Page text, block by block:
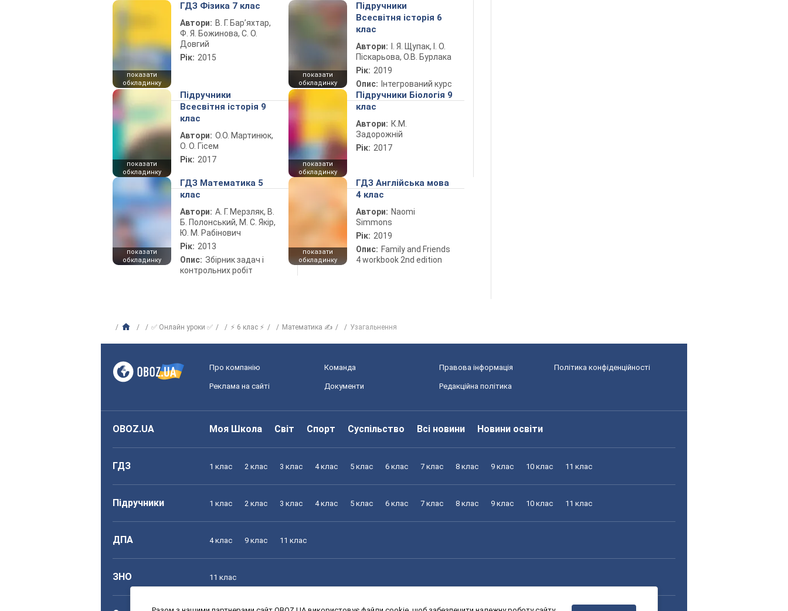
показати
обкладинку
ГДЗ Фізика 7 клас
Автори: В. Г. Бар’яхтар,
Ф. Я. Божинова, С. О.
Довгий
Рік: 2015
показати
обкладинку
Підручники
Всесвітня історія 6
клас
Автори:
І. Я. Щупак, І. О.
Піскарьова, О.В. Бурлака
Рік: 2019
Опис: Інтегрований курс
показати
обкладинку
Підручники
Всесвітня історія 9
клас
Автори: О.О. Мартинюк,
О. О. Гісем
Рік: 2017
показати
обкладинку
Підручники Біологія 9
клас
Автори: К.М.
Задорожній
Рік: 2017
показати
обкладинку
ГДЗ Математика 5
клас
Автори: А. Г. Мерзляк, В.
Б. Полонський, М. С. Якір,
Ю. М. Рабінович
Рік: 2013
Опис: Збірник задач і
контрольних робіт
показати
обкладинку
ГДЗ Англійська мова
4 клас
Автори: Naomi
Simmons
Рік: 2019
Опис: Family and Friends
4 workbook 2nd edition
✅ Онлайн уроки ✅ ⚡ 6 клас ⚡ Математика ✍ Узагальнення
Про компанію Команда Правова інформація Політика конфіденційності
Реклама на сайті Документи Редакційна політика
OBOZ.UA Моя Школа Світ Спорт Суспільство Всі новини Новини освіти
ГДЗ 1 клас 2 клас 3 клас 4 клас 5 клас 6 клас 7 клас 8 клас 9 клас 10 клас 11 клас
Підручники 1 клас 2 клас 3 клас 4 клас 5 клас 6 клас 7 клас 8 клас 9 клас 10 клас 11 клас
ДПА 4 клас 9 клас 11 клас
ЗНО 11 клас